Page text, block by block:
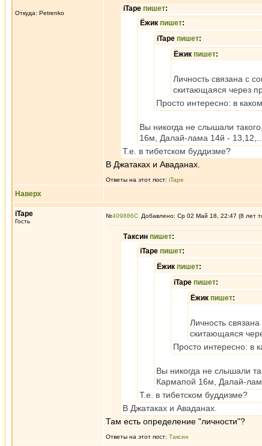
Откуда: Petrenko
iTape пишет:
Ёжик пишет:
iTape пишет:
Ёжик пишет:
Личность связана с
скитающаяся через
Просто интересно: в
Вы никогда не слышали
16м, Далай-лама 14й -
Т.е. в тибетском буддизме?
В Джатаках и Аваданах.
Ответы на этот пост: iTape
Наверх
iTape
Гость
№409886 Добавлено: Ср 02 Май 18, 22:47 (8 лет
Таксин пишет:
iTape пишет:
Ёжик пишет:
iTape пишет:
Ёжик пишет:
Личность
скитающаяся
Просто интересно: в
Вы никогда не слышали
Кармапой 16м, Далай-
Т.е. в тибетском буддизме?
В Джатаках и Аваданах.
Там есть определение "личности"?
Ответы на этот пост: Таксин